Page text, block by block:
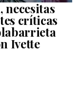
necesitas
críticas
Ivette